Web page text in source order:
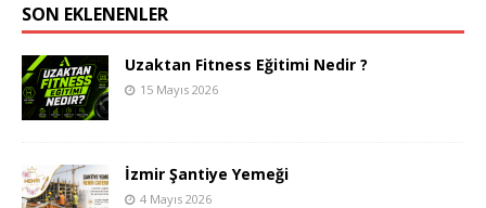
SON EKLENENLER
Uzaktan Fitness Eğitimi Nedir ?
15 Mayıs 2026
İzmir Şantiye Yemeği
4 Mayıs 2026